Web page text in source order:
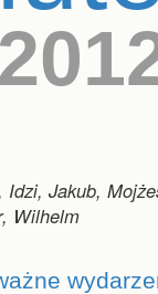
Idzi, Jakub,
Wilhelm